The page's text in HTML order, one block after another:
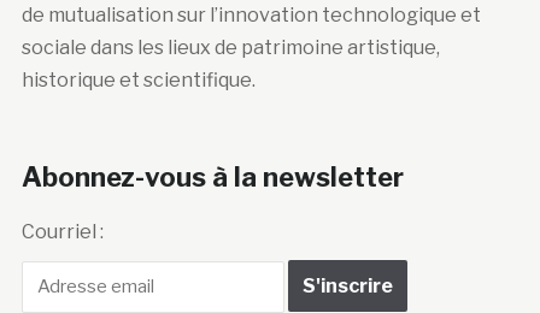
de mutualisation sur l’innovation technologique et
sociale dans les lieux de patrimoine artistique,
historique et scientifique.
Abonnez-vous à la newsletter
Courriel :